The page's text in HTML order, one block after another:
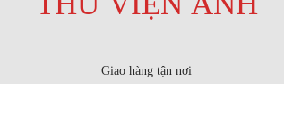
Giao hàng tận nơi